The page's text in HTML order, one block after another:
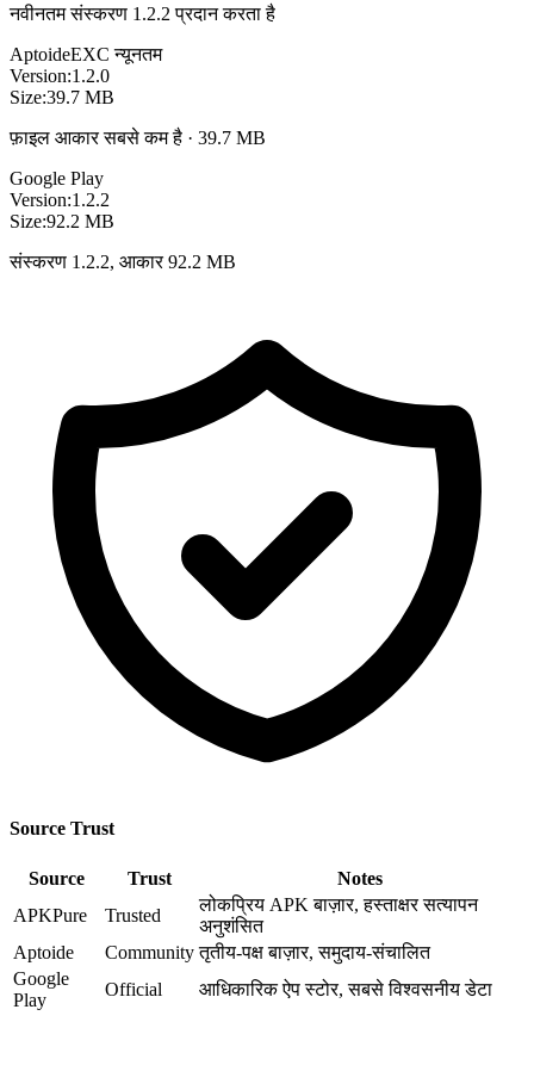
नवीनतम संस्करण 1.2.2 प्रदान करता है
AptoideEXC न्यूनतम
Version:1.2.0
Size:39.7 MB
फ़ाइल आकार सबसे कम है · 39.7 MB
Google Play
Version:1.2.2
Size:92.2 MB
संस्करण 1.2.2, आकार 92.2 MB
Source Trust
Source Trust
Notes
APKPure
Trusted
लोकप्रिय APK बाज़ार, हस्ताक्षर सत्यापन
अनुशंसित
Aptoide
Community तृतीय-पक्ष बाज़ार, समुदाय-संचालित
Google
Play
Official आधिकारिक ऐप स्टोर, सबसे विश्वसनीय डेटा